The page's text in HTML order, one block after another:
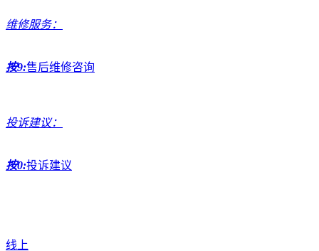
维修服务：
按9:售后维修咨询
投诉建议：
按0:投诉建议
线上